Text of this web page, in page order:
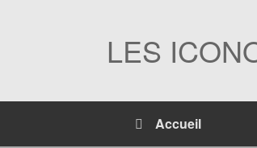
LES
Accueil